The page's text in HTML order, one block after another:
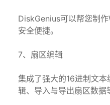
DiskGenius可以帮您制
安全便捷。
7、扇区编辑
集成了强大的16进制文
辑、导入与导出扇区数据